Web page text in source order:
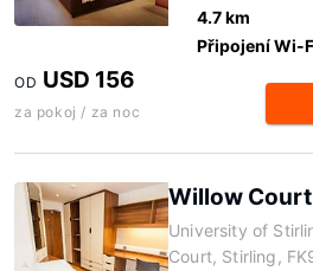
4.7 km
Připojení Wi-
OD USD 156
za pokoj / za noc
Willow
University of
Court, Stirling,